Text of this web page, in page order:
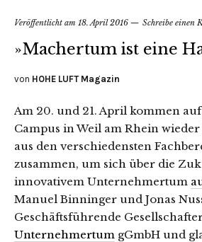
Veröffentlicht am 18. April 2016 Schreibe einen
»Machertum ist eine
von HOHE LUFT Magazin
Am 20. und 21. April kommen
Campus in Weil am Rhein
aus den verschiedensten
zusammen, um sich über die
innovativem Unternehmertum
Manuel Binninger und Jonas
Geschäftsführende
Unternehmertum gGmbH und